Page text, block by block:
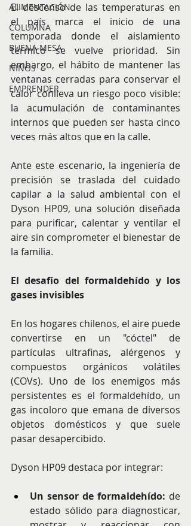
ALIMENTACIÓN
COLUMNA
BUENA MESA
NIÑOS
EMPRENDER
El descenso de las temperaturas en
el país marca el inicio de una
temporada donde el aislamiento
térmico se vuelve prioridad. Sin
embargo, el hábito de mantener las
ventanas cerradas para conservar el
calor conlleva un riesgo poco visible:
la acumulación de contaminantes
internos que pueden ser hasta cinco
veces más altos que en la calle. ​ ​
Ante este escenario, la ingeniería de
precisión se traslada del cuidado
capilar a la salud ambiental con el
Dyson HP09, una solución diseñada
para purificar, calentar y ventilar el
aire sin comprometer el bienestar de
la familia. ​ ​
El desafío del formaldehído y los
gases invisibles
En los hogares chilenos, el aire puede
convertirse en un "cóctel" de
partículas ultrafinas, alérgenos y
compuestos orgánicos volátiles
(COVs). Uno de los enemigos más
persistentes es el formaldehído, un
gas incoloro que emana de diversos
objetos domésticos y que suele
pasar desapercibido. ​ ​
Dyson HP09 destaca por integrar:
Un sensor de formaldehído: de
estado sólido para diagnosticar,